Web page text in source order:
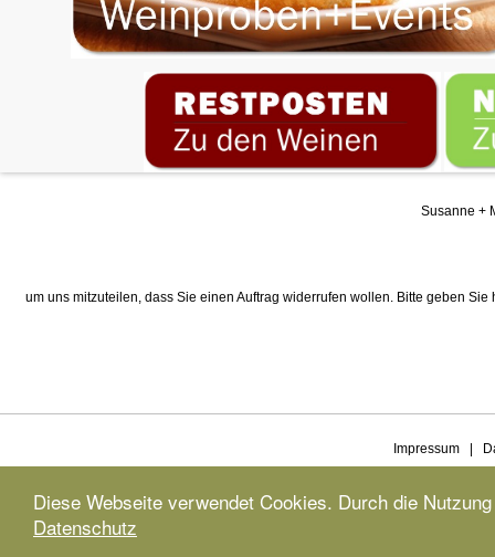
Diese Webseite verwendet Cookies. Durch die
Datenschutz
Susanne +
um uns mitzuteilen, dass Sie einen Auftrag widerrufen wollen. Bitte geben
Impressum